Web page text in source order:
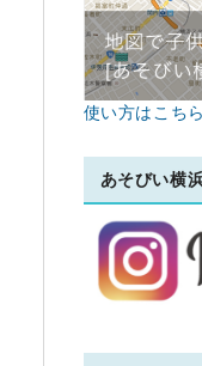
使い方はこちら
あそびい横